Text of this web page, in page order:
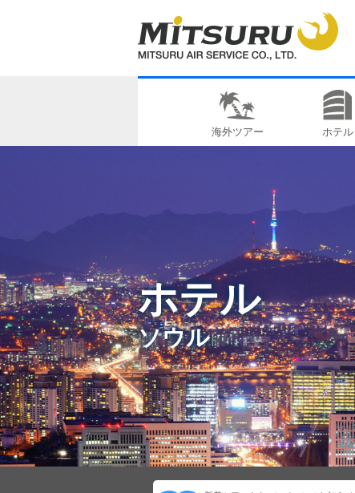
海外ツアー ホテル
ホテル
ソウル